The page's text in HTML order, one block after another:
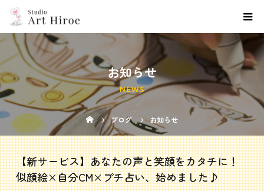
お知らせ
NEWS
ブログ お知らせ
【新サービス】あなたの声と笑顔をカタチに！
似顔絵×自分CM×プチ占い、始めました♪